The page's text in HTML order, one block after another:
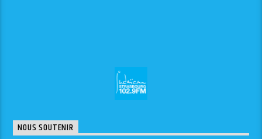
NOUS SOUTENIR